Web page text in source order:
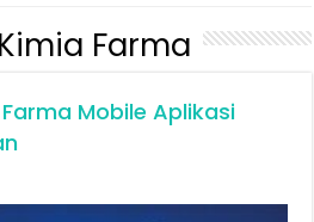
Kimia Farma
Mobile Aplikasi